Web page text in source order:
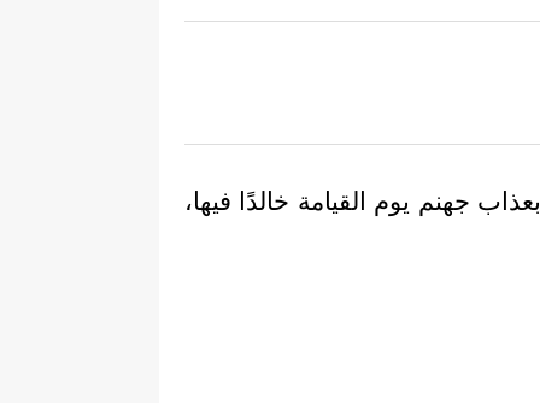
جهنم يوم القيامة خالدًا فيها،